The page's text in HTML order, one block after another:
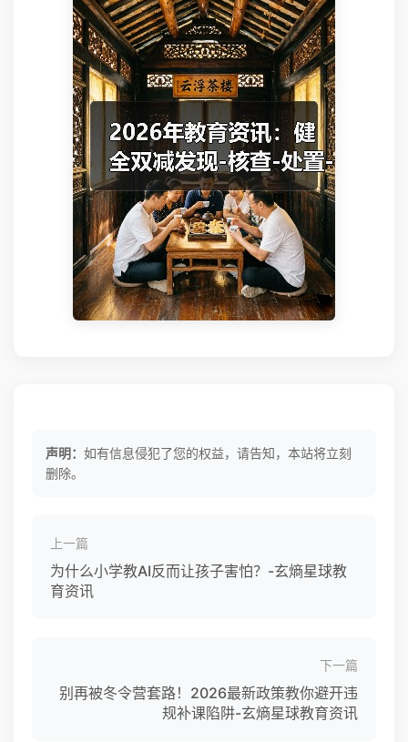
声明： 如有信息侵犯了您的权益，请告知，本站将立刻
删除。
上一篇
为什么小学教AI反而让孩子害怕？-玄熵星球教
育资讯
下一篇
别再被冬令营套路！2026最新政策教你避开违
规补课陷阱-玄熵星球教育资讯